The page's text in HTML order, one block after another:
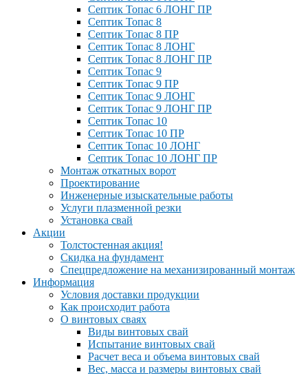
Септик Топас 6 ЛОНГ ПР
Септик Топас 8
Септик Топас 8 ПР
Септик Топас 8 ЛОНГ
Септик Топас 8 ЛОНГ ПР
Септик Топас 9
Септик Топас 9 ПР
Септик Топас 9 ЛОНГ
Септик Топас 9 ЛОНГ ПР
Септик Топас 10
Септик Топас 10 ПР
Септик Топас 10 ЛОНГ
Септик Топас 10 ЛОНГ ПР
Монтаж откатных ворот
Проектирование
Инженерные изыскательные работы
Услуги плазменной резки
Установка свай
Акции
Толстостенная акция!
Скидка на фундамент
Спецпредложение на механизированный монтаж
Информация
Условия доставки продукции
Как происходит работа
О винтовых сваях
Виды винтовых свай
Испытание винтовых свай
Расчет веса и объема винтовых свай
Вес, масса и размеры винтовых свай